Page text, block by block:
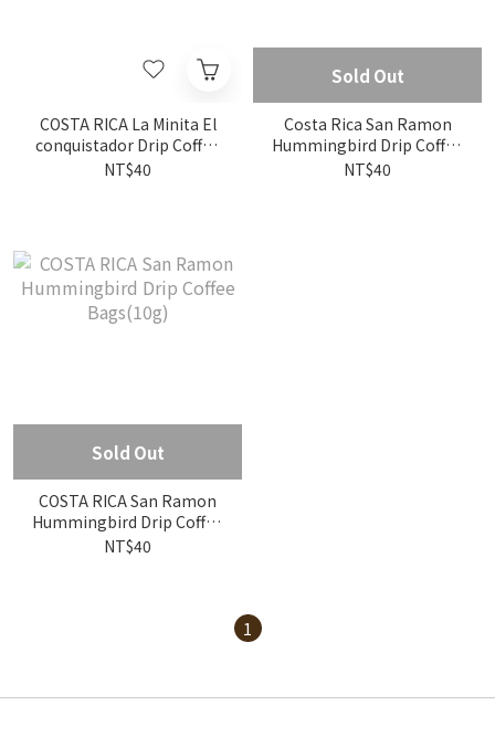
COSTA RICA La Minita El
conquistador Drip Coffee
Bags(10g)
NT$40
Sold Out
Costa Rica San Ramon
Hummingbird Drip Coffee
Bags(10g)
NT$40
Sold Out
COSTA RICA San Ramon
Hummingbird Drip Coffee
Bags(10g)
NT$40
1